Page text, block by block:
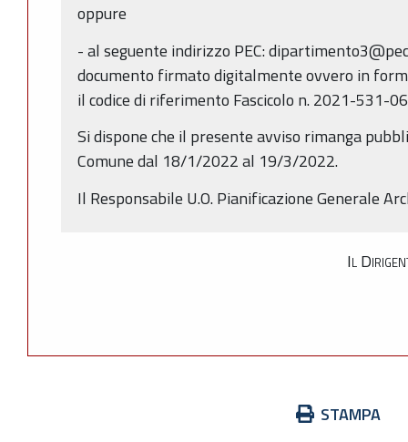
oppure
- al seguente indirizzo PEC:
documento firmato digitalmente ovvero in
il codice di riferimento Fascicolo n. 2021-531-
Si dispone che il presente avviso rimanga
Comune dal 18/1/2022 al 19/3/2022.
Il Responsabile U.O. Pianificazione Generale
Il
STAMPA